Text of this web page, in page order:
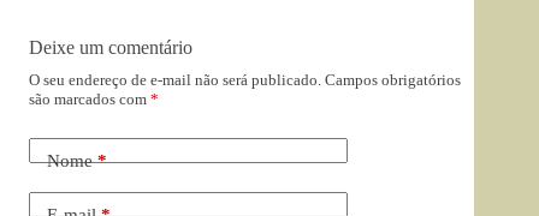
Deixe um comentário
O seu endereço de e-mail não será publicado. Campos obrigatórios
são marcados com *
Nome*